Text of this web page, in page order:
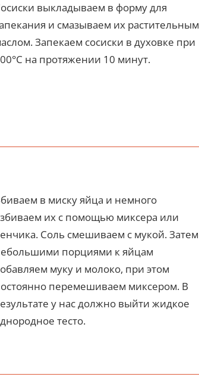
выкладываем в форму для
и смазываем их растительным
Запекаем сосиски в духовке при
на протяжении 10 минут.
в миску яйца и немного
их с помощью миксера или
Соль смешиваем с мукой. Затем
порциями к яйцам
муку и молоко, при этом
перемешиваем миксером. В
у нас должно выйти жидкое
тесто.